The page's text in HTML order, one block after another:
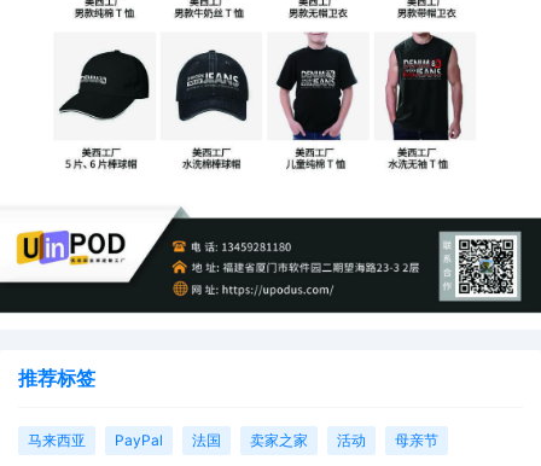
推荐标签
马来西亚 PayPal 法国 卖家之家 活动 母亲节